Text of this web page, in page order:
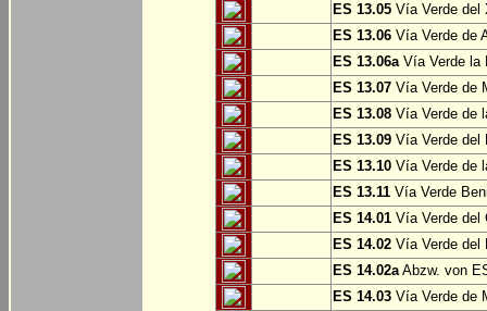
ES 13.05 Vía Verde del
ES 13.06 Vía Verde de
ES 13.06aVía Verde la
ES 13.07 Vía Verde de
ES 13.08 Vía Verde de
ES 13.09 Vía Verde del
ES 13.10 Vía Verde de
ES 13.11 Vía Verde
ES 14.01 Vía Verde del
ES 14.02 Vía Verde del
ES 14.02aAbzw. von
ES 14.03 Vía Verde de